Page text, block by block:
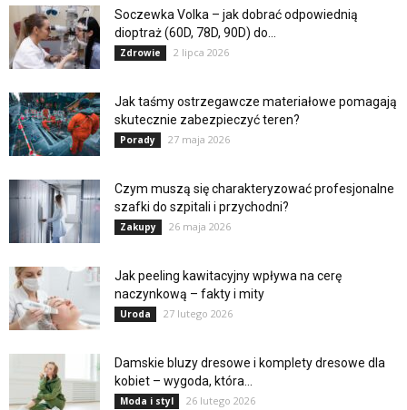
Soczewka Volka – jak dobrać odpowiednią
dioptraż (60D, 78D, 90D) do...
Zdrowie 2 lipca 2026
Jak taśmy ostrzegawcze materiałowe pomagają
skutecznie zabezpieczyć teren?
Porady 27 maja 2026
Czym muszą się charakteryzować profesjonalne
szafki do szpitali i przychodni?
Zakupy 26 maja 2026
Jak peeling kawitacyjny wpływa na cerę
naczynkową – fakty i mity
Uroda 27 lutego 2026
Damskie bluzy dresowe i komplety dresowe dla
kobiet – wygoda, która...
Moda i styl 26 lutego 2026